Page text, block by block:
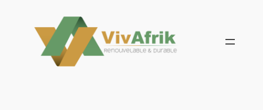
contenu